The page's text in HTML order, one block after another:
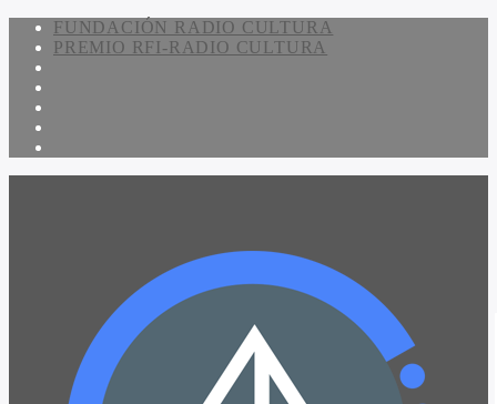
FUNDACIÓN RADIO CULTURA
PREMIO RFI-RADIO CULTURA